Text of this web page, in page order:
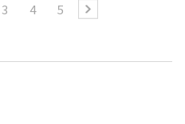
3 4 5